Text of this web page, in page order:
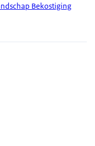
Bekostiging